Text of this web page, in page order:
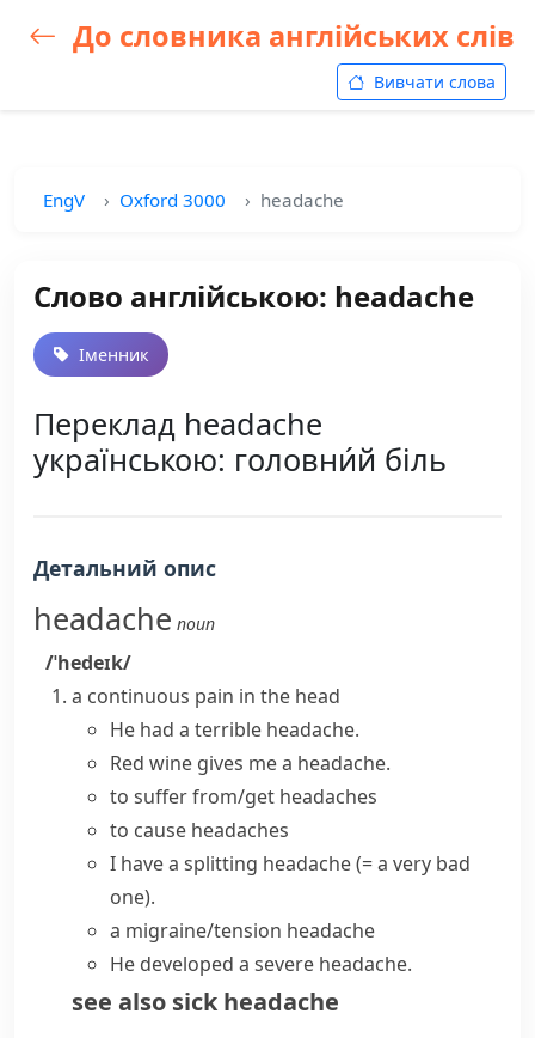
До словника англійських слів
Вивчати слова
EngV Oxford 3000 headache
Слово англійською: headache
Іменник
Переклад headache
українською: головни́й біль
Детальний опис
headache noun
/ˈhedeɪk/
a continuous pain in the head
He had a terrible headache.
Red wine gives me a headache.
to suffer from/get headaches
to cause headaches
I havea splitting headache(= a very bad
one).
a migraine/tension headache
He developed a severe headache.
see also sick headache